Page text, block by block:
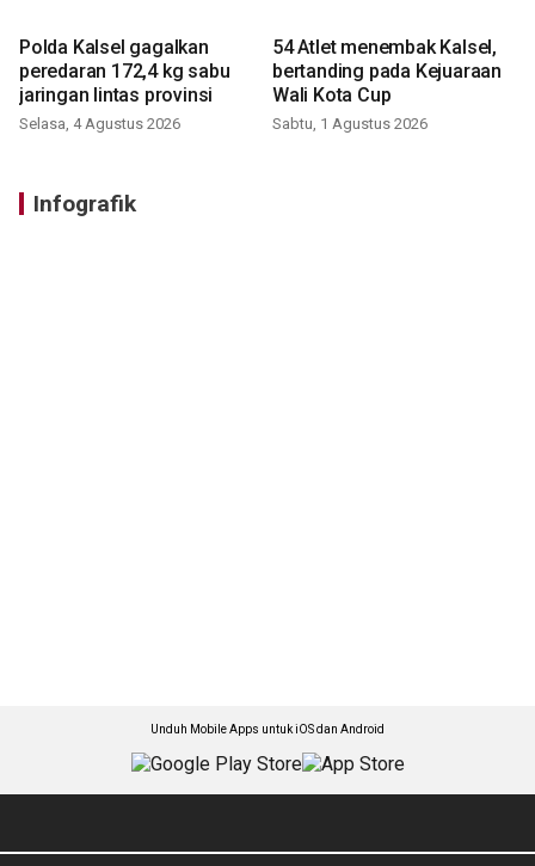
Polda Kalsel gagalkan
peredaran 172,4 kg sabu
jaringan lintas provinsi
Selasa, 4 Agustus 2026
54 Atlet menembak Kalsel,
bertanding pada Kejuaraan
Wali Kota Cup
Sabtu, 1 Agustus 2026
Infografik
Unduh Mobile Apps untuk iOS dan Android